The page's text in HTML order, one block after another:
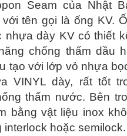
Seam của Nhật
với tên gọi là ống KV.
nhựa dày KV có thiết
chống thấm dầu
tạo với lớp vỏ nhựa
VINYL dày, rất tốt
thấm nước. Bên
bằng vật liệu inox
interlock hoặc semilock.